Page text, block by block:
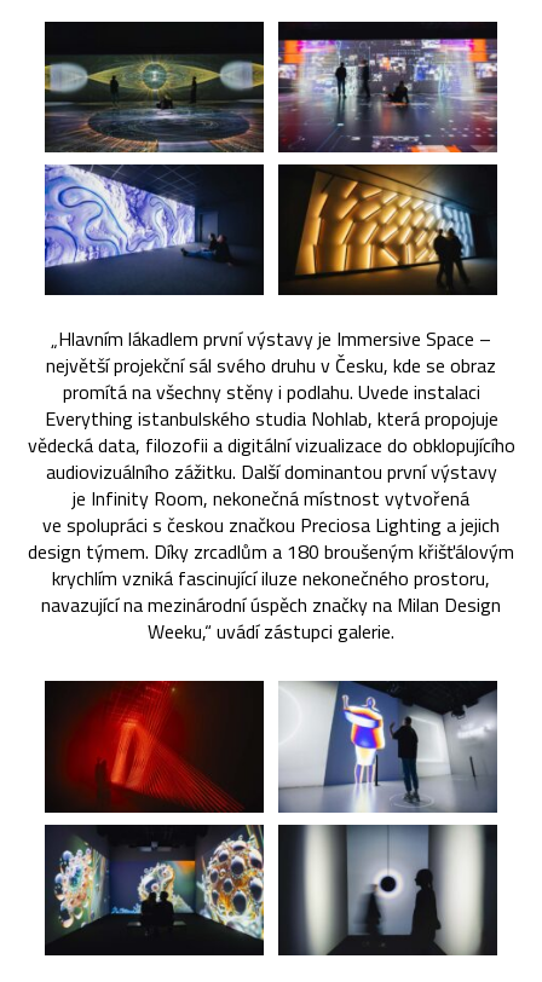
„Hlavním lákadlem první výstavy je Immersive Space –
největší projekční sál svého druhu v Česku, kde se obraz
promítá na všechny stěny i podlahu. Uvede instalaci
Everything istanbulského studia Nohlab, která propojuje
vědecká data, filozofii a digitální vizualizace do obklopujícího
audiovizuálního zážitku. Další dominantou první výstavy
je Infinity Room, nekonečná místnost vytvořená
ve spolupráci s českou značkou Preciosa Lighting a jejich
design týmem. Díky zrcadlům a 180 broušeným křišťálovým
krychlím vzniká fascinující iluze nekonečného prostoru,
navazující na mezinárodní úspěch značky na Milan Design
Weeku,“ uvádí zástupci galerie.